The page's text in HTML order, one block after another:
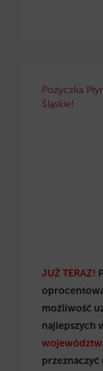
Pożyczka
Śląskie!
JUŻ TERAZ!
możliwość
najlepszych